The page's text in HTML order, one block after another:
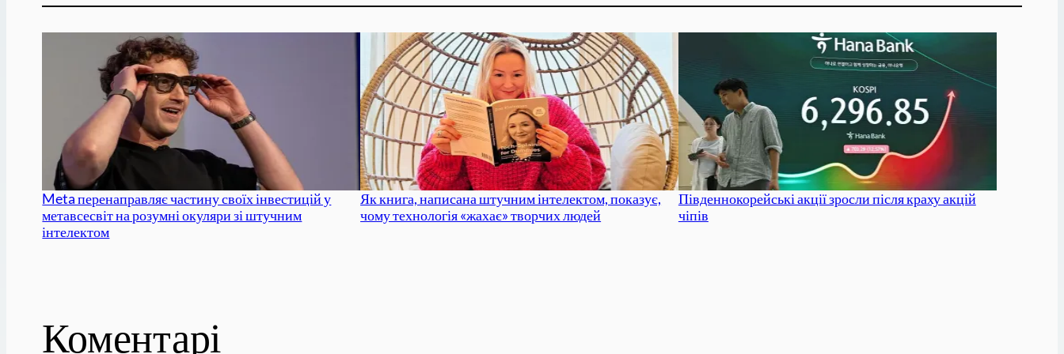
Meta перенаправляє частину своїх інвестицій у
метавсесвіт на розумні окуляри зі штучним
інтелектом
Як книга, написана штучним інтелектом, показує,
чому технологія «жахає» творчих людей
Південнокорейські акції зросли після краху акцій
чіпів
Коментарі